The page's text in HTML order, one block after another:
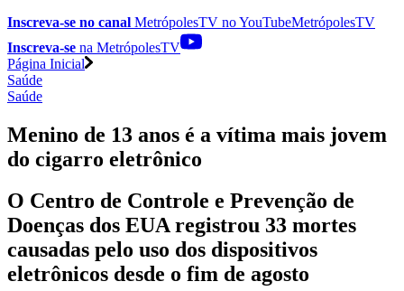
Inscreva-se no canal MetrópolesTV noYouTubeMetrópolesTV
Inscreva-se na MetrópolesTV
Página Inicial
Saúde
Saúde
Menino de 13 anos é a vítima mais jovem
do cigarro eletrônico
O Centro de Controle e Prevenção de
Doenças dos EUA registrou 33 mortes
causadas pelo uso dos dispositivos
eletrônicos desde o fim de agosto